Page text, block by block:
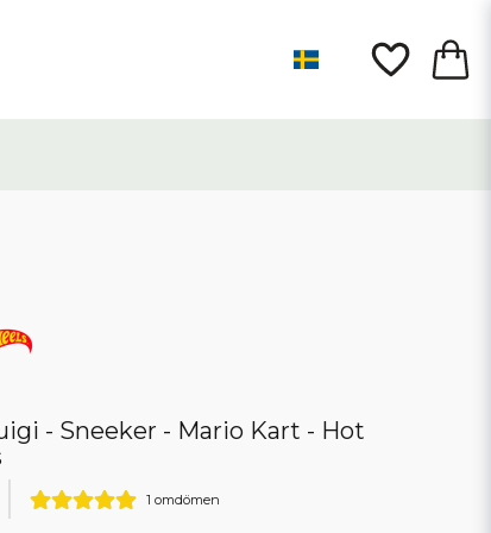
- Sneeker - Mario Kart - Hot
1 omdömen